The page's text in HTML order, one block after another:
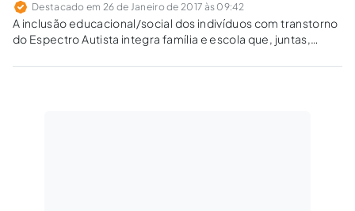
Destacado em 26 de Janeiro de 2017 às 09:42
A inclusão educacional/social dos indivíduos com transtorno
do Espectro Autista integra família e escola que, juntas,
feliz.